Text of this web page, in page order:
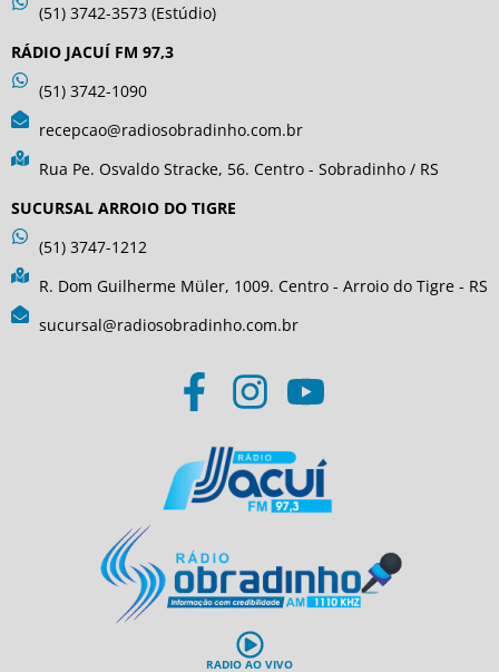
(51) 3742-3573 (Estúdio)
RÁDIO JACUÍ FM 97,3
(51) 3742-1090
recepcao@radiosobradinho.com.br
Rua Pe. Osvaldo Stracke, 56. Centro - Sobradinho / RS
SUCURSAL ARROIO DO TIGRE
(51) 3747-1212
R. Dom Guilherme Müler, 1009. Centro - Arroio do Tigre - RS
sucursal@radiosobradinho.com.br
RADIO AO VIVO